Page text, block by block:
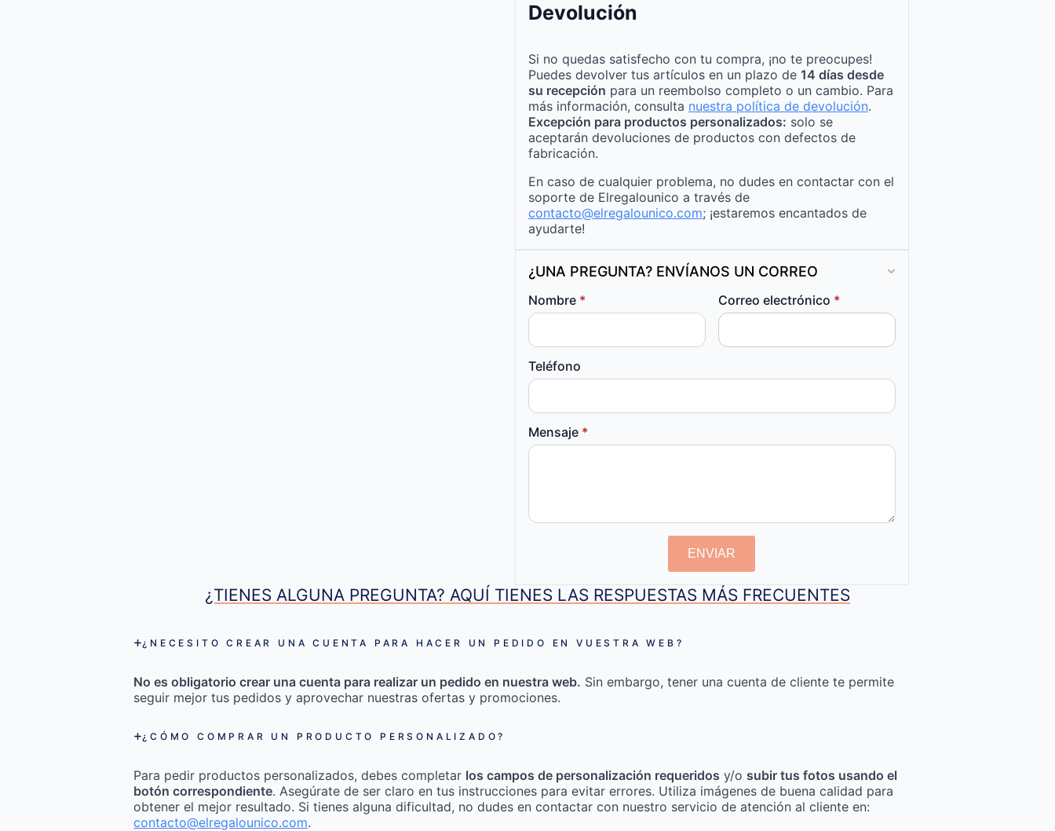
Devolución
Si no quedas satisfecho con tu compra, ¡no te preocupes!
Puedes devolver tus artículos en un plazo de 14 días desde
su recepción para un reembolso completo o un cambio. Para
más información, consulta nuestra política de devolución.
Excepción para productos personalizados: solo se
aceptarán devoluciones de productos con defectos de
fabricación.
En caso de cualquier problema, no dudes en contactar con el
soporte de Elregalounico a través de
contacto@elregalounico.com; ¡estaremos encantados de
ayudarte!
¿UNA PREGUNTA? ENVÍANOS UN CORREO
Nombre * Correo electrónico *
Teléfono
Mensaje *
ENVIAR
¿TIENES ALGUNA PREGUNTA? AQUÍ TIENES LAS RESPUESTAS MÁS FRECUENTES
¿NECESITO CREAR UNA CUENTA PARA HACER UN PEDIDO EN VUESTRA WEB?
No es obligatorio crear una cuenta para realizar un pedido en nuestra web. Sin embargo, tener una cuenta de cliente te permite
seguir mejor tus pedidos y aprovechar nuestras ofertas y promociones.
¿CÓMO COMPRAR UN PRODUCTO PERSONALIZADO?
Para pedir productos personalizados, debes completar los campos de personalización requeridos y/o subir tus fotos usando el
botón correspondiente. Asegúrate de ser claro en tus instrucciones para evitar errores. Utiliza imágenes de buena calidad para
obtener el mejor resultado. Si tienes alguna dificultad, no dudes en contactar con nuestro servicio de atención al cliente en:
contacto@elregalounico.com.